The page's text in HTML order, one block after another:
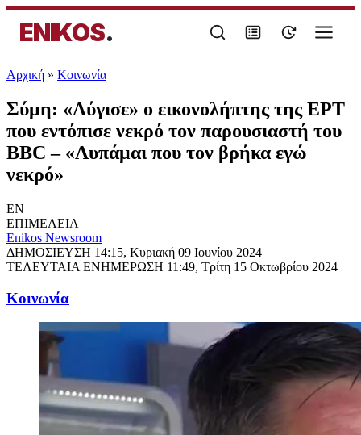
ENIKOS.
Αρχική » Κοινωνία
Σύμη: «Λύγισε» ο εικονολήπτης της ΕΡΤ
που εντόπισε νεκρό τον παρουσιαστή του
BBC – «Λυπάμαι που τον βρήκα εγώ
νεκρό»
EN
ΕΠΙΜΕΛΕΙΑ
Enikos Newsroom
ΔΗΜΟΣΙΕΥΣΗ 14:15, Κυριακή 09 Ιουνίου 2024
ΤΕΛΕΥΤΑΙΑ ΕΝΗΜΕΡΩΣΗ 11:49, Τρίτη 15 Οκτωβρίου 2024
Κοινωνία